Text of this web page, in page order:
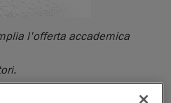
l'offerta accademica